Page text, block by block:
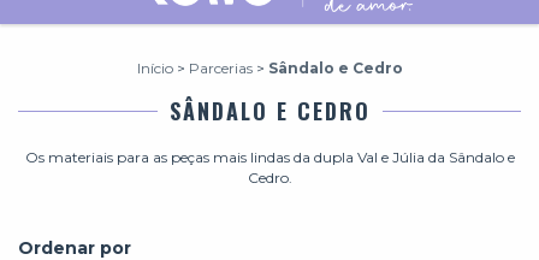
Início > Parcerias > Sândalo e Cedro
SÂNDALO E CEDRO
Os materiais para as peças mais lindas da dupla Val e Júlia da Sândalo e
Cedro.
Ordenar por